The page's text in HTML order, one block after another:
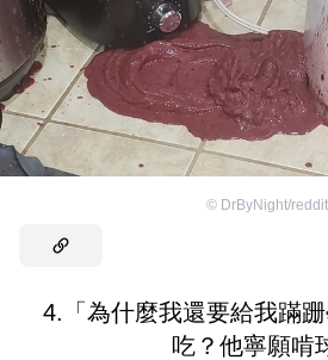
© DrByNight/reddit
4.「為什麼我還要給我蹣
吃？他寧願啃